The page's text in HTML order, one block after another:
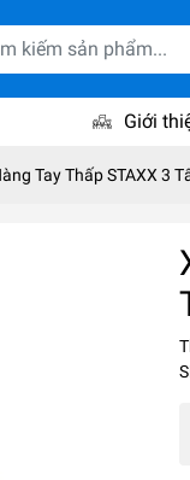
Giới
Tay Thấp STAXX 3